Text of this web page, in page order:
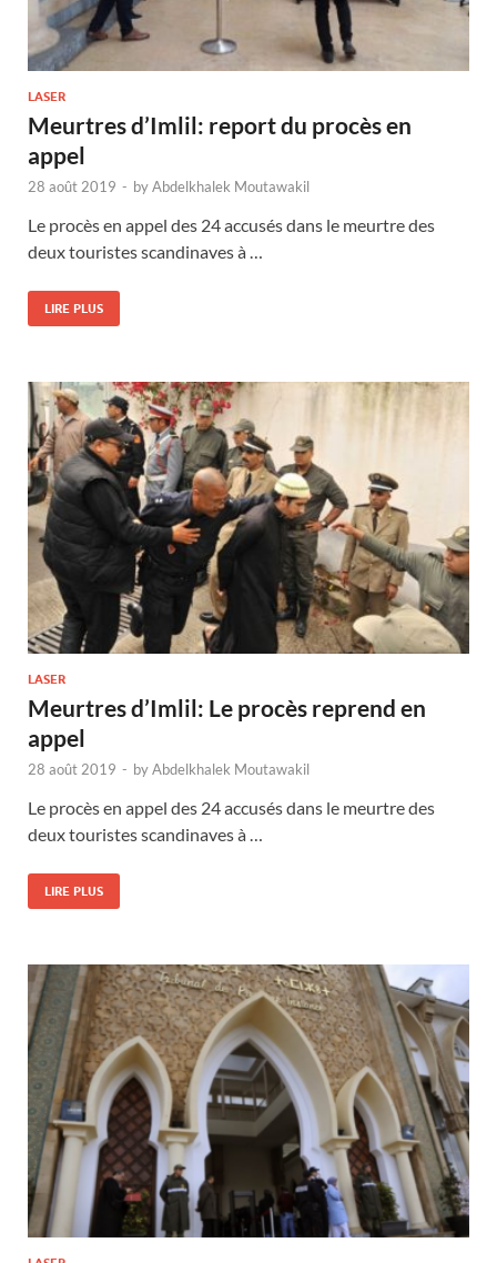
LASER
Meurtres d’Imlil: report du procès en
appel
28 août 2019 - byAbdelkhalek Moutawakil
Le procès en appel des 24 accusés dans le meurtre des
deux touristes scandinaves à …
LIRE PLUS
LASER
Meurtres d’Imlil: Le procès reprend en
appel
28 août 2019 - byAbdelkhalek Moutawakil
Le procès en appel des 24 accusés dans le meurtre des
deux touristes scandinaves à …
LIRE PLUS